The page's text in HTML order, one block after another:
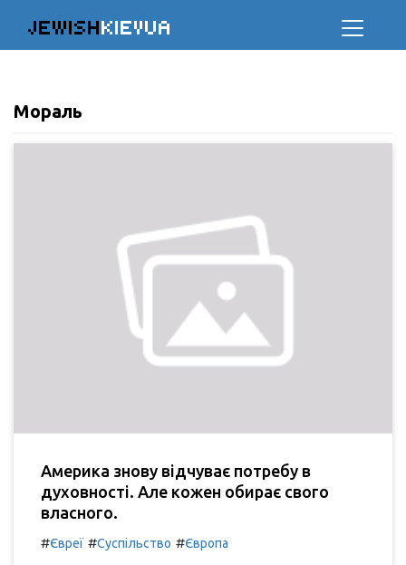
JEWISHKIEVUA
Мораль
Америка знову відчуває потребу в
духовності. Але кожен обирає свого
власного.
#Євреї #Суспільство #Європа